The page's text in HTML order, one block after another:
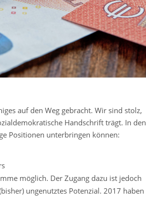
auf den Weg gebracht. Wir sind stolz,
Handschrift trägt. In den
Positionen unterbringen können:
möglich. Der Zugang dazu ist jedoch
ungenutztes Potenzial. 2017 haben